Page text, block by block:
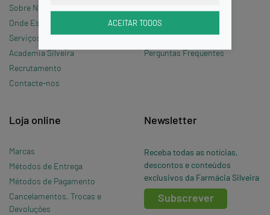
ACEITAR TODOS
Sobre Nós
Onde Estamos »
Serviços
Academia Silveira
Recrutamento
Contacte-nos
Política de Privacidade
Política de Cookies
Perguntas Frequentes
Loja online
Marcas
Métodos de Entrega
Métodos de Pagamento
Cancelamentos, Trocas e
Devoluções
Newsletter
Receba todas as notícias,
descontos e conteúdos
exclusivos da Farmácia Silveira
Subscrever